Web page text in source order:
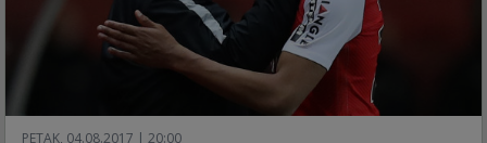
PETAK, 04.08.2017 | 20:00